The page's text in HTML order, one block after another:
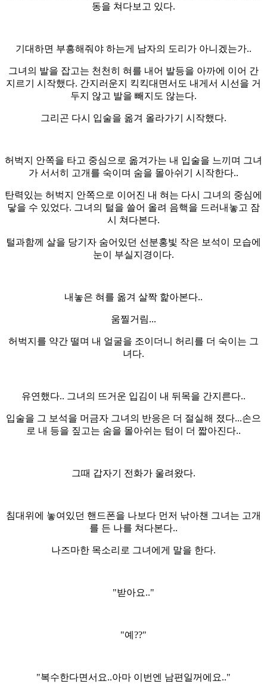
동을 쳐다보고 있다.
기대하면 부흥해줘야 하는게 남자의 도리가 아니겠는가..
그녀의 발을 잡고는 천천히 혀를 내어 발등을 아까에 이어 간
지르기 시작했다. 간지러운지 킥킥대면서도 내게서 시선을 거
두지 않고 발을 빼지도 않는다.
그리곤 다시 입술을 옮겨 올라가기 시작했다.
허벅지 안쪽을 타고 중심으로 옮겨가는 내 입술을 느끼며 그녀
가 서서히 고개를 숙이며 숨을 몰아쉬기 시작한다..
탄력있는 허벅지 안쪽으로 이어진 내 혀는 다시 그녀의 중심에
닿을 수 있었다. 그녀의 털을 쓸어 올려 음핵을 드러내놓고 잠
시 쳐다본다.
털과함께 살을 당기자 숨어있던 선분홍빛 작은 보석이 모습에
눈이 부실지경이다.
내놓은 혀를 옮겨 살짝 핥아본다..
움찔거림...
허벅지를 약간 떨며 내 얼굴을 조이더니 허리를 더 숙이는 그
녀다.
유연했다.. 그녀의 뜨거운 입김이 내 뒤목을 간지른다..
입술을 그 보석을 머금자 그녀의 반응은 더 절실해 졌다...손으
로 내 등을 짚고는 숨을 몰아쉬는 텀이 더 짧아진다..
그때 갑자기 전화가 울려왔다.
침대위에 놓여있던 핸드폰을 나보다 먼저 낚아챈 그녀는 고개
를 든 나를 쳐다본다..
나즈마한 목소리로 그녀에게 말을 한다.
"받아요.."
"예??"
"복수한다면서요..아마 이번엔 남편일꺼에요.."